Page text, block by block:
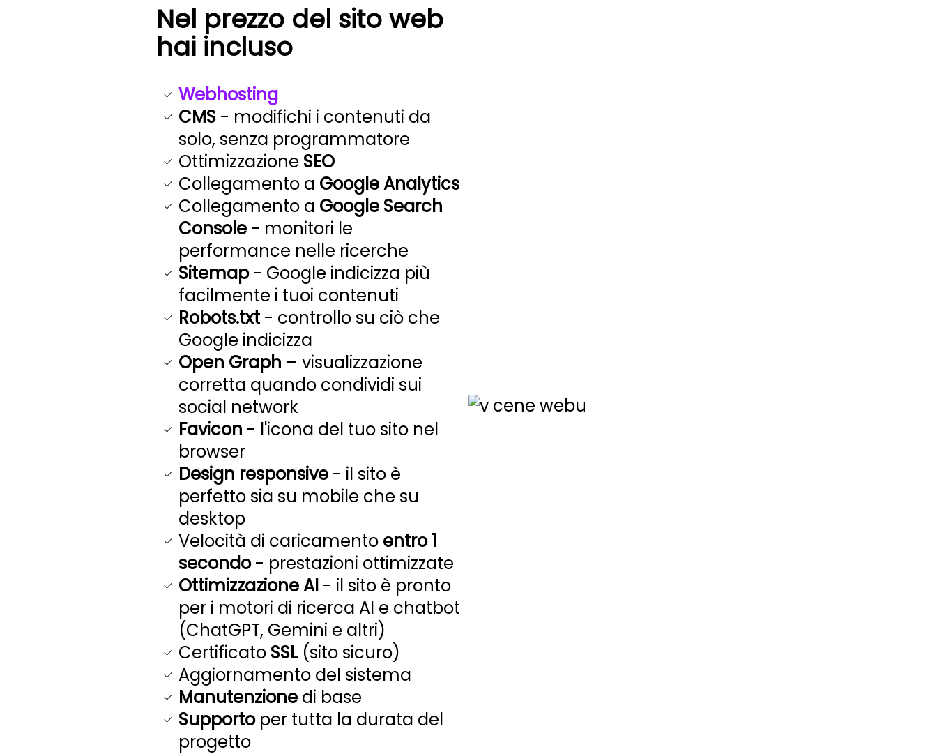
Nel prezzo del sito web
hai incluso
Webhosting
CMS - modifichi i contenuti da
solo, senza programmatore
Ottimizzazione SEO
Collegamento a Google Analytics
Collegamento a Google Search
Console - monitori le
performance nelle ricerche
Sitemap- Google indicizza più
facilmente i tuoi contenuti
Robots.txt - controllo su ciò che
Google indicizza
Open Graph – visualizzazione
corretta quando condividi sui
social network
Favicon - l'icona del tuo sito nel
browser
Design responsive - il sito è
perfetto sia su mobile che su
desktop
Velocità di caricamento entro 1
secondo- prestazioni ottimizzate
Ottimizzazione AI - il sito è pronto
per i motori di ricerca AI e chatbot
(ChatGPT, Gemini e altri)
Certificato SSL (sito sicuro)
Aggiornamento del sistema
Manutenzione di base
Supportoper tutta la durata del
progetto